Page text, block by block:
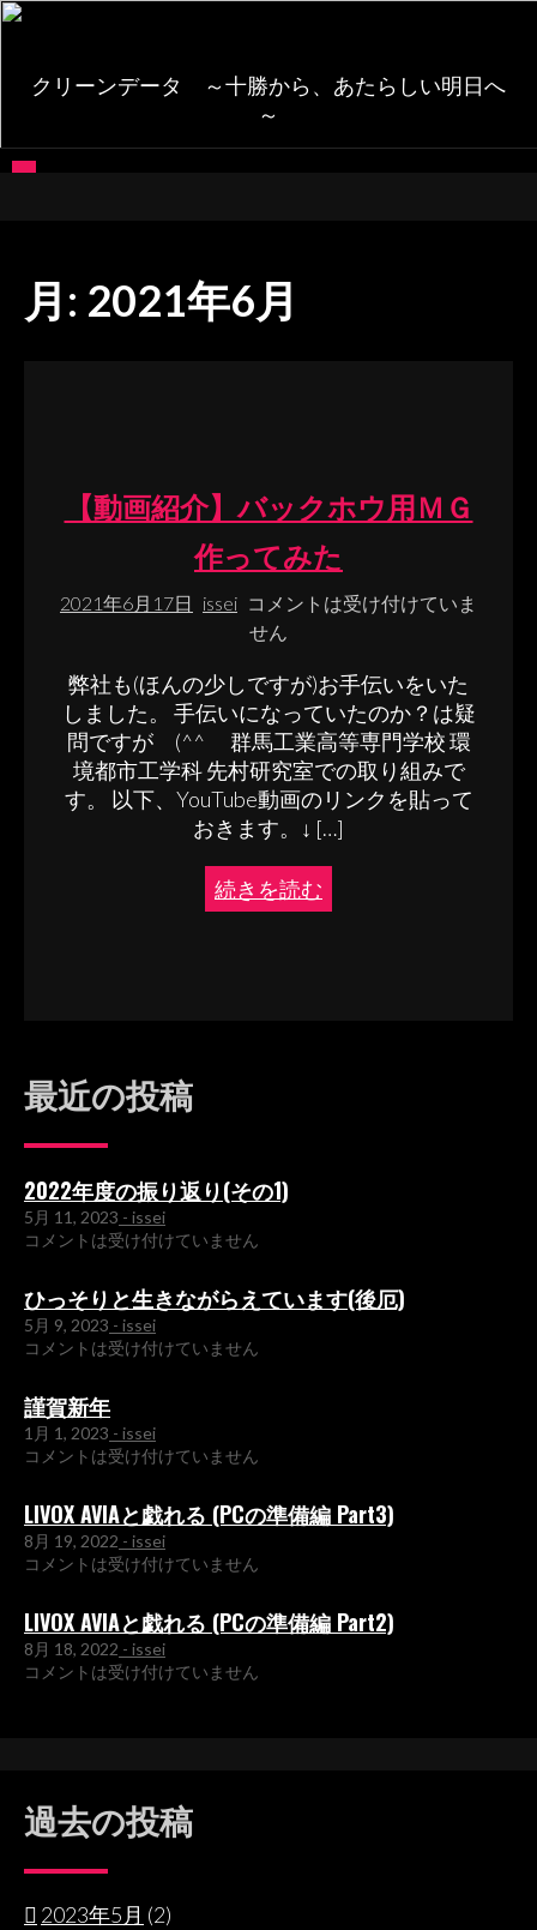
コ
へ
クリーンデータ ～十勝から、あたらしい明日へ
～
月: 2021年6月
【動画紹介】バックホウ用ＭＧ
作ってみた
2021年6月17日 issei コメントは受け付けていま
せん
弊社も(ほんの少しですが)お手伝いをいた
しました。 手伝いになっていたのか？は疑
問ですが (^^ゞ 群馬工業高等専門学校 環
境都市工学科 先村研究室での取り組みで
す。 以下、YouTube動画のリンクを貼って
おきます。↓ […]
続きを読む
最近の投稿
2022年度の振り返り(その1)
5月 11, 2023 - issei
コメントは受け付けていません
ひっそりと生きながらえています(後厄)
5月 9, 2023 - issei
コメントは受け付けていません
謹賀新年
1月 1, 2023 - issei
コメントは受け付けていません
LIVOX AVIAと戯れる (PCの準備編 Part3)
8月 19, 2022 - issei
コメントは受け付けていません
LIVOX AVIAと戯れる (PCの準備編 Part2)
8月 18, 2022 - issei
コメントは受け付けていません
過去の投稿
2023年5月 (2)